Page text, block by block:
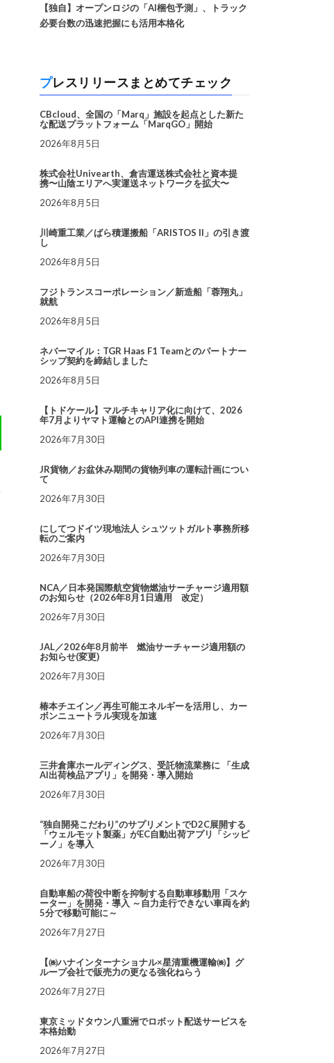
【独自】オープンロジの「AI梱包予測」、トラック
必要台数の迅速把握にも活用本格化
プレスリリースまとめてチェック
CBcloud、全国の「Marq」施設を起点とした新た
な配送プラットフォーム「MarqGO」開始
2026年8月5日
株式会社Univearth、倉吉運送株式会社と資本提
携〜山陰エリアへ実運送ネットワークを拡大〜
2026年8月5日
川崎重工業／ばら積運搬船「ARISTOS II」の引き渡
し
2026年8月5日
フジトランスコーポレーション／新造船「蓉翔丸」
就航
2026年8月5日
ネバーマイル：TGR Haas F1 Teamとのパートナー
シップ契約を締結しました
2026年8月5日
【トドケール】マルチキャリア化に向けて、2026
年7月よりヤマト運輸とのAPI連携を開始
2026年7月30日
JR貨物／お盆休み期間の貨物列車の運転計画につい
て
2026年7月30日
にしてつドイツ現地法人 シュツットガルト事務所移
転のご案内
2026年7月30日
NCA／日本発国際航空貨物燃油サーチャージ適用額
のお知らせ（2026年8月1日適用 改定）
2026年7月30日
JAL／2026年8月前半 燃油サーチャージ適用額の
お知らせ(変更)
2026年7月30日
椿本チエイン／再生可能エネルギーを活用し、カー
ボンニュートラル実現を加速
2026年7月30日
三井倉庫ホールディングス、受託物流業務に 「生成
AI出荷検品アプリ」を開発・導入開始
2026年7月30日
“独自開発こだわり”のサプリメントでD2C展開する
「ウェルモット製薬」がEC自動出荷アプリ「シッピ
ーノ」を導入
2026年7月30日
自動車船の荷役中断を抑制する自動車移動用「スケ
ーター」を開発・導入 ～自力走行できない車両を約
5分で移動可能に～
2026年7月27日
【㈱ハナインターナショナル×星清重機運輸㈱】グ
ループ会社で販売力の更なる強化ねらう
2026年7月27日
東京ミッドタウン八重洲でロボット配送サービスを
本格始動
2026年7月27日